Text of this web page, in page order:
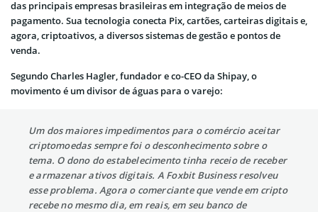
das principais empresas brasileiras em integração de meios de
pagamento. Sua tecnologia conecta Pix, cartões, carteiras digitais e,
agora, criptoativos, a diversos sistemas de gestão e pontos de
venda.
Segundo Charles Hagler, fundador e co-CEO da Shipay, o
movimento é um divisor de águas para o varejo:
Um dos maiores impedimentos para o comércio aceitar
criptomoedas sempre foi o desconhecimento sobre o
tema. O dono do estabelecimento tinha receio de receber
e armazenar ativos digitais. A Foxbit Business resolveu
esse problema. Agora o comerciante que vende em cripto
recebe no mesmo dia, em reais, em seu banco de